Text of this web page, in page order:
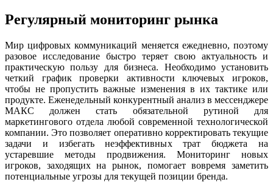
Регулярный мониторинг рынка
Мир цифровых коммуникаций меняется ежедневно, поэтому
разовое исследование быстро теряет свою актуальность и
практическую пользу для бизнеса. Необходимо установить
четкий график проверки активности ключевых игроков,
чтобы не пропустить важные изменения в их тактике или
продукте. Еженедельный конкурентный анализ в мессенджере
МАКС должен стать обязательной рутиной для
маркетингового отдела любой современной технологической
компании. Это позволяет оперативно корректировать текущие
задачи и избегать неэффективных трат бюджета на
устаревшие методы продвижения. Мониторинг новых
игроков, заходящих на рынок, помогает вовремя заметить
потенциальные угрозы для текущей позиции бренда.